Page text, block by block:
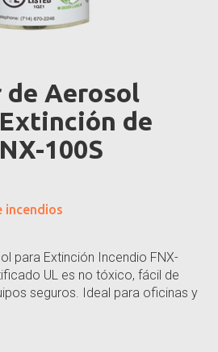
de Aerosol
de
100S
incendios
para Extinción Incendio FNX-
UL es no tóxico, fácil de
seguros. Ideal para oficinas y